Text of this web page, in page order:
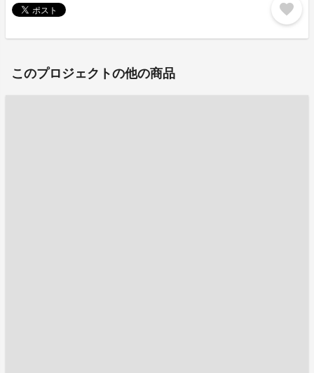
favorite
このプロジェクトの他の商品